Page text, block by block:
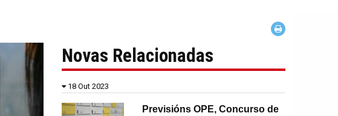
Novas Relacionadas
18 Out 2023
Previsións OPE, Concurso de